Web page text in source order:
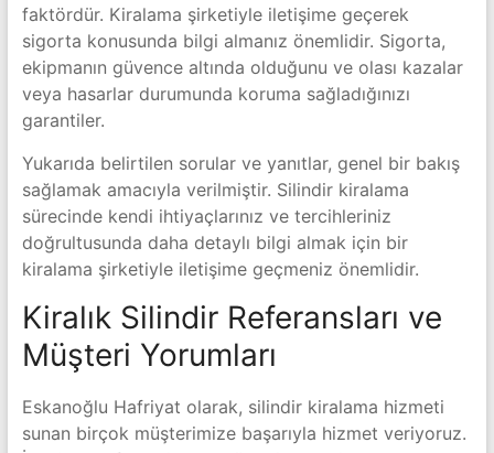
faktördür. Kiralama şirketiyle iletişime geçerek
sigorta konusunda bilgi almanız önemlidir. Sigorta,
ekipmanın güvence altında olduğunu ve olası kazalar
veya hasarlar durumunda koruma sağladığınızı
garantiler.
Yukarıda belirtilen sorular ve yanıtlar, genel bir bakış
sağlamak amacıyla verilmiştir. Silindir kiralama
sürecinde kendi ihtiyaçlarınız ve tercihleriniz
doğrultusunda daha detaylı bilgi almak için bir
kiralama şirketiyle iletişime geçmeniz önemlidir.
Kiralık Silindir Referansları ve
Müşteri Yorumları
Eskanoğlu Hafriyat olarak, silindir kiralama hizmeti
sunan birçok müşterimize başarıyla hizmet veriyoruz.